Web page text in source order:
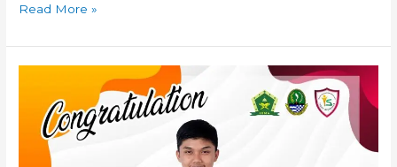
Read More »